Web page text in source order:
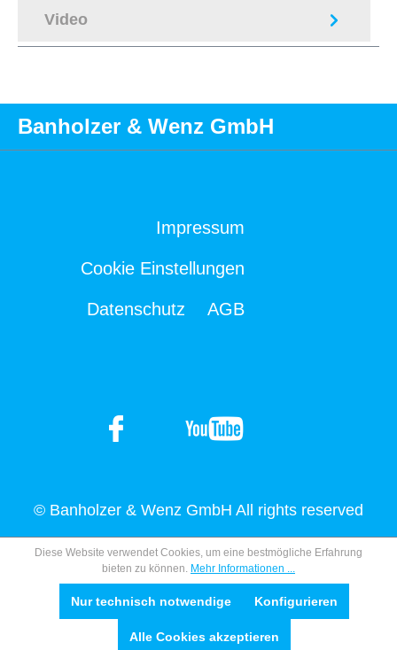
Video
Banholzer & Wenz GmbH
Impressum
Cookie Einstellungen
Datenschutz AGB
© Banholzer & Wenz GmbH All rights reserved
Diese Website verwendet Cookies, um eine bestmögliche Erfahrung
bieten zu können. Mehr Informationen ...
Nur technisch notwendige Konfigurieren
Alle Cookies akzeptieren